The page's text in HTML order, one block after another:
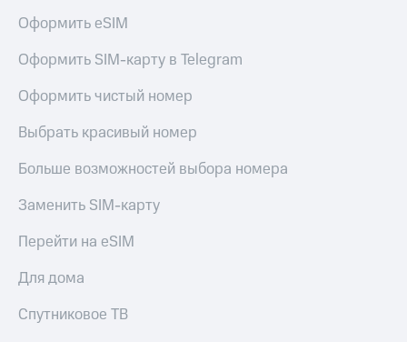
Оформить eSIM
Оформить SIM-карту в Telegram
Оформить чистый номер
Выбрать красивый номер
Больше возможностей выбора номера
Заменить SIM-карту
Перейти на eSIM
Для дома
Спутниковое ТВ